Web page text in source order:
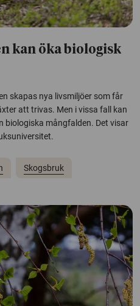
kan öka biologisk
skapas nya livsmiljöer som får
att trivas. Men i vissa fall kan
biologiska mångfalden. Det visar
Skogsbruk